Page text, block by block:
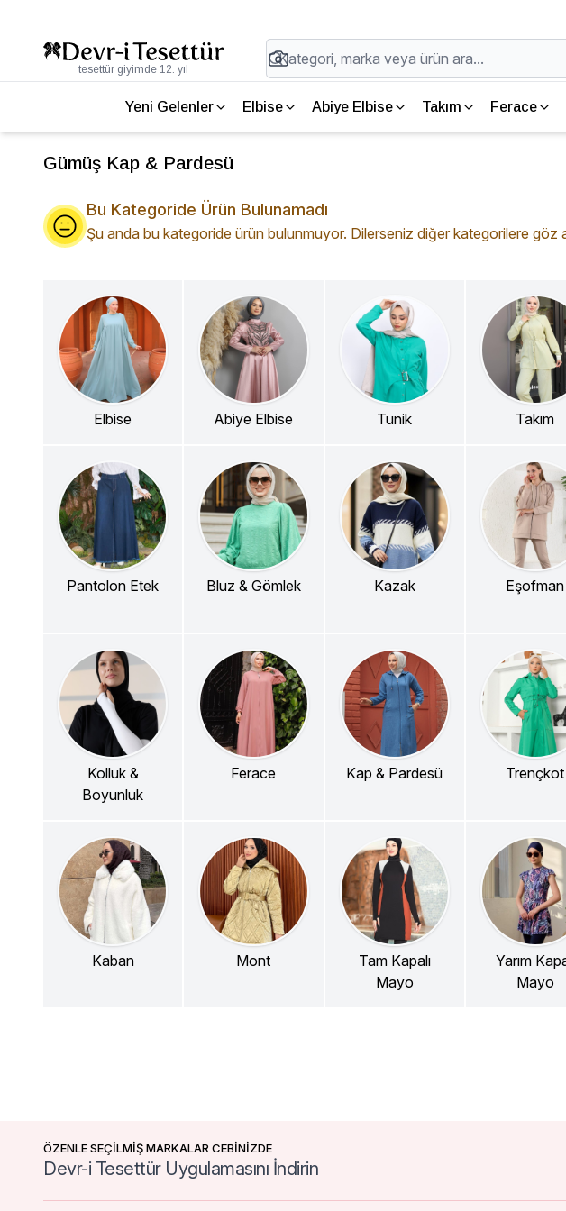
tesettür giyimde 12. yıl
Yeni Gelenler Elbise Abiye Elbise Takım Ferace
Gümüş Kap & Pardesü
Bu Kategoride Ürün Bulunamadı
Şu anda bu kategoride ürün bulunmuyor. Dilerseniz diğer kategorilere
Elbise Abiye Elbise Tunik Takım
Pantolon Etek Bluz & Gömlek Kazak Eşofman
Kolluk &
Boyunluk
Ferace Kap & Pardesü Trençkot
Kaban Mont
Tam Kapalı
Mayo
Yarım
Mayo
ÖZENLE SEÇİLMİŞ MARKALAR CEBİNİZDE
Devr-i Tesettür Uygulamasını İndirin